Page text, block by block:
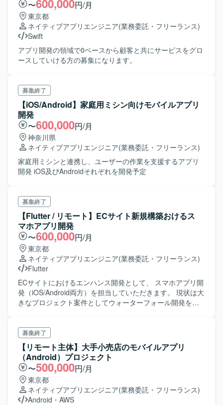
〜600,000円/月
東京都
ネイティブアプリエンジニア(業務委託・フリーランス)
Swift
アプリ開発の領域で0ベースから顧客と共にサービスをグロ
ースしていける方の募集になります。
募集終了
【iOS/Android】家庭用ミシン向けモバイルアプリ
開発
〜600,000円/月
神奈川県
ネイティブアプリエンジニア(業務委託・フリーランス)
家庭用ミシンと連携し、ユーザーの作業を支援するアプリ
開発 iOS及びAndroidそれぞれを開発予定
募集終了
【Flutter / リモート】ECサイト新規構築おけるス
マホアプリ開発
〜600,000円/月
東京都
ネイティブアプリエンジニア(業務委託・フリーランス)
Flutter
ECサイトにおけるエンハンス開発として、 スマホアプリ開
発（iOS/Android両方）を担当していただきます。 現状は大
きなプロジェクト案件としてウォーターフォール開発を行
実務経験がない場合でも一緒に学んでいける方、 この機会
にチャレンジしたい方も募集いたします。
募集終了
【リモート主体】大手小売店のモバイルアプリ
（Android）プロジェクト
〜500,000円/月
東京都
ネイティブアプリエンジニア(業務委託・フリーランス)
Android ・ AWS